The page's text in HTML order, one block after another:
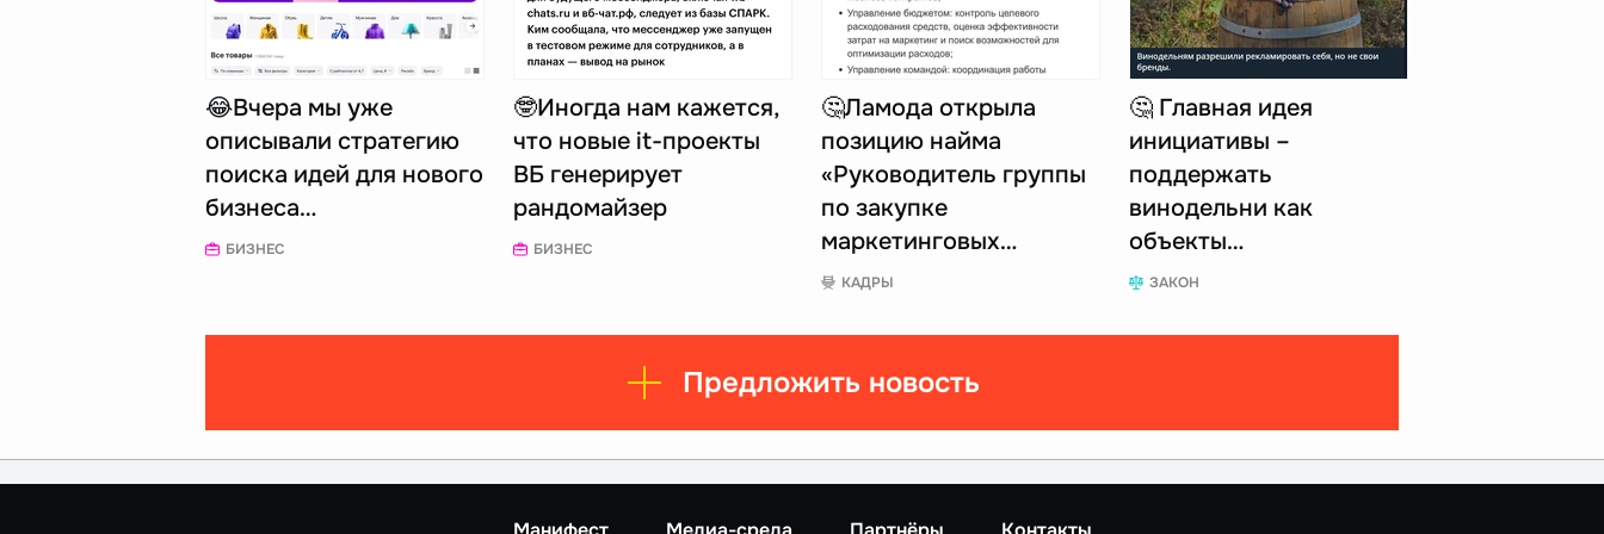
😂Вчера мы уже
описывали стратегию
поиска идей для нового
бизнеса…
БИЗНЕС
🤓Иногда нам кажется,
что новые it-проекты
ВБ генерирует
рандомайзер
БИЗНЕС
🤔Ламода открыла
позицию найма
«Руководитель группы
по закупке
маркетинговых…
КАДРЫ
🤔 Главная идея
инициативы –
поддержать
винодельни как
объекты…
ЗАКОН
Предложить новость